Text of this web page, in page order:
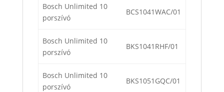
Bosch Unlimited 10
porszívó
BCS1041WAC/01
Bosch Unlimited 10
porszívó
BKS1041RHF/01
Bosch Unlimited 10
porszívó
BKS1051GQC/01